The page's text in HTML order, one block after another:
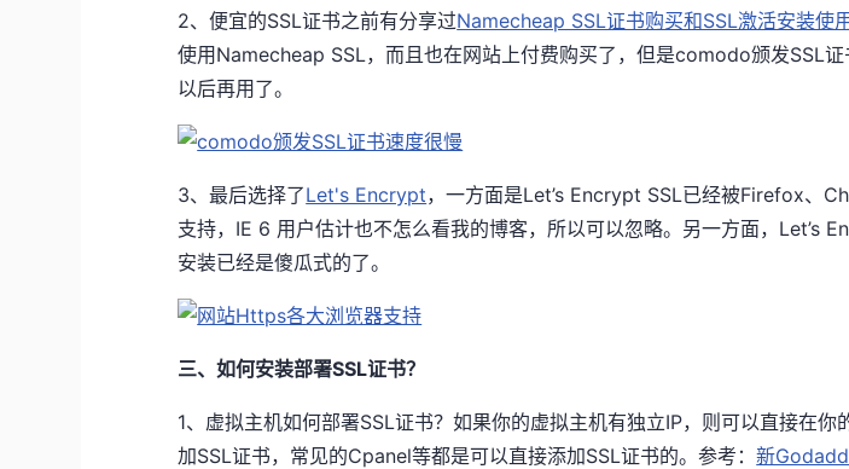
2、便宜的SSL证书之前有分享过Namecheap SSL证书购买和SSL激活安装使
使用Namecheap SSL，而且也在网站上付费购买了，但是comodo颁发SSL
以后再用了。
3、最后选择了Let's Encrypt，一方面是Let’s Encrypt SSL已经被Firefox、
支持，IE 6 用户估计也不怎么看我的博客，所以可以忽略。另一方面，Let’s
安装已经是傻瓜式的了。
三、如何安装部署SSL证书？
1、虚拟主机如何部署SSL证书？如果你的虚拟主机有独立IP，则可以直接在你
加SSL证书，常见的Cpanel等都是可以直接添加SSL证书的。参考：新